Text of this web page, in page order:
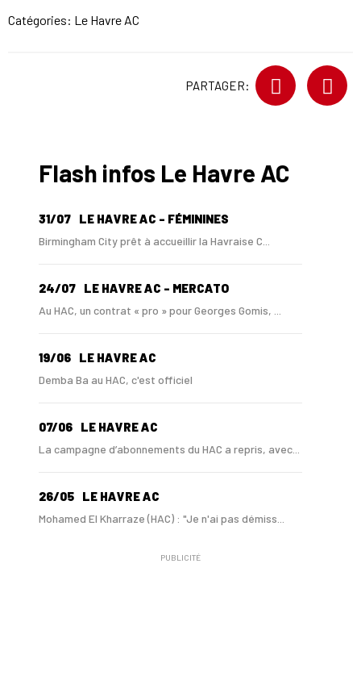
Catégories: Le Havre AC
PARTAGER:
Flash infos Le Havre AC
31/07 LE HAVRE AC - FÉMININES
Birmingham City prêt à accueillir la Havraise C...
24/07 LE HAVRE AC - MERCATO
Au HAC, un contrat « pro » pour Georges Gomis, ...
19/06 LE HAVRE AC
Demba Ba au HAC, c'est officiel
07/06 LE HAVRE AC
La campagne d’abonnements du HAC a repris, avec...
26/05 LE HAVRE AC
Mohamed El Kharraze (HAC) : "Je n'ai pas démiss...
PUBLICITÉ